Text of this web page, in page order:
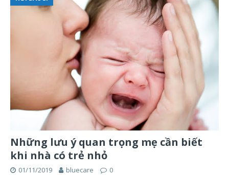
Những lưu ý quan trọng mẹ cần biết
khi nhà có trẻ nhỏ
01/11/2019 bluecare 0